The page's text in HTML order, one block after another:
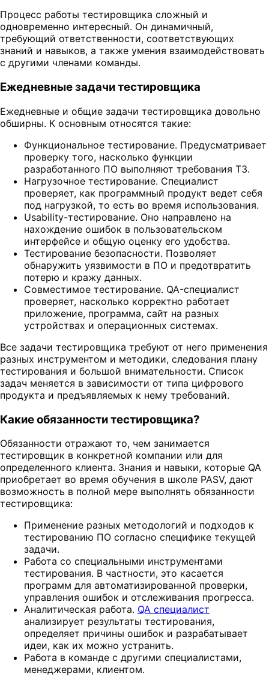
Процесс работы тестировщика сложный и
одновременно интересный. Он динамичный,
требующий ответственности, соответствующих
знаний и навыков, а также умения взаимодействовать
с другими членами команды.
Ежедневные задачи тестировщика
Ежедневные и общие задачи тестировщика довольно
обширны. К основным относятся такие:
Функциональное тестирование. Предусматривает
проверку того, насколько функции
разработанного ПО выполняют требования ТЗ.
Нагрузочное тестирование. Специалист
проверяет, как программный продукт ведет себя
под нагрузкой, то есть во время использования.
Usability-тестирование. Оно направлено на
нахождение ошибок в пользовательском
интерфейсе и общую оценку его удобства.
Тестирование безопасности. Позволяет
обнаружить уязвимости в ПО и предотвратить
потерю и кражу данных.
Совместимое тестирование. QA-специалист
проверяет, насколько корректно работает
приложение, программа, сайт на разных
устройствах и операционных системах.
Все задачи тестировщика требуют от него применения
разных инструментом и методики, следования плану
тестирования и большой внимательности. Список
задач меняется в зависимости от типа цифрового
продукта и предъявляемых к нему требований.
Какие обязанности тестировщика?
Обязанности отражают то, чем занимается
тестировщик в конкретной компании или для
определенного клиента. Знания и навыки, которые QA
приобретает во время обучения в школе PASV, дают
возможность в полной мере выполнять обязанности
тестировщика:
Применение разных методологий и подходов к
тестированию ПО согласно специфике текущей
задачи.
Работа со специальными инструментами
тестирования. В частности, это касается
программ для автоматизированной проверки,
управления ошибок и отслеживания прогресса.
Аналитическая работа. QA специалист
анализирует результаты тестирования,
определяет причины ошибок и разрабатывает
идеи, как их можно устранить.
Работа в команде с другими специалистами,
менеджерами, клиентом.